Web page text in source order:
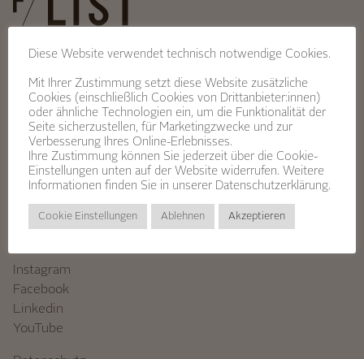
Jobprofile
Lehre & Ausbildung
Jobangebote
Bewerbungsprozess
Kontakt
Kontakt
Instagram
Facebook
Linkedin
YouTube
Diese Website verwendet technisch notwendige Cookies.
Mit Ihrer Zustimmung setzt diese Website zusätzliche
Cookies (einschließlich Cookies von Drittanbieter:innen)
oder ähnliche Technologien ein, um die Funktionalität der
Seite sicherzustellen, für Marketingzwecke und zur
Verbesserung Ihres Online-Erlebnisses.
Ihre Zustimmung können Sie jederzeit über die Cookie-
Einstellungen unten auf der Website widerrufen. Weitere
Informationen finden Sie in unserer Datenschutzerklärung.
Cookie Einstellungen Ablehnen Akzeptieren